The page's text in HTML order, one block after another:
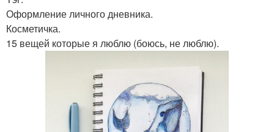
Оформление личного дневника.
Косметичка.
15 вещей которые я люблю (боюсь, не люблю).